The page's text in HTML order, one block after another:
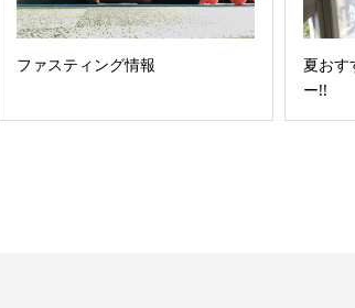
ファスティング情報
夏おす
ー!!